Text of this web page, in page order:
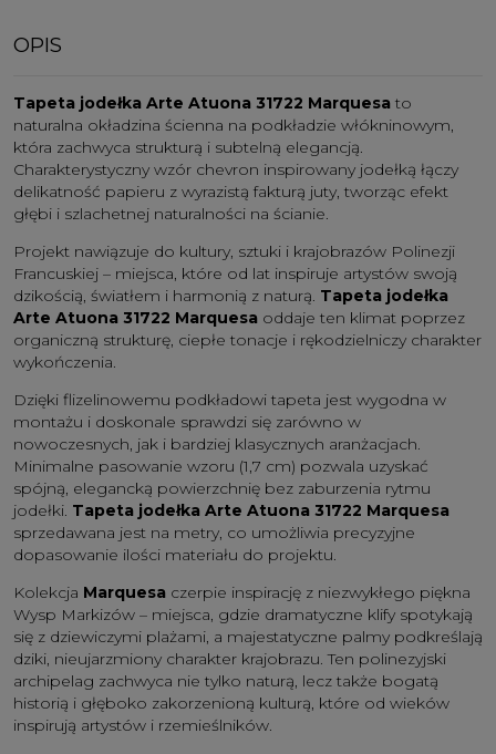
OPIS
Tapeta jodełka Arte Atuona 31722 Marquesa to
naturalna okładzina ścienna na podkładzie włókninowym,
która zachwyca strukturą i subtelną elegancją.
Charakterystyczny wzór chevron inspirowany jodełką łączy
delikatność papieru z wyrazistą fakturą juty, tworząc efekt
głębi i szlachetnej naturalności na ścianie.
Projekt nawiązuje do kultury, sztuki i krajobrazów Polinezji
Francuskiej – miejsca, które od lat inspiruje artystów swoją
dzikością, światłem i harmonią z naturą. Tapeta jodełka
Arte Atuona 31722 Marquesa oddaje ten klimat poprzez
organiczną strukturę, ciepłe tonacje i rękodzielniczy charakter
wykończenia.
Dzięki flizelinowemu podkładowi tapeta jest wygodna w
montażu i doskonale sprawdzi się zarówno w
nowoczesnych, jak i bardziej klasycznych aranżacjach.
Minimalne pasowanie wzoru (1,7 cm) pozwala uzyskać
spójną, elegancką powierzchnię bez zaburzenia rytmu
jodełki. Tapeta jodełka Arte Atuona 31722 Marquesa
sprzedawana jest na metry, co umożliwia precyzyjne
dopasowanie ilości materiału do projektu.
Kolekcja Marquesa czerpie inspirację z niezwykłego piękna
Wysp Markizów – miejsca, gdzie dramatyczne klify spotykają
się z dziewiczymi plażami, a majestatyczne palmy podkreślają
dziki, nieujarzmiony charakter krajobrazu. Ten polinezyjski
archipelag zachwyca nie tylko naturą, lecz także bogatą
historią i głęboko zakorzenioną kulturą, które od wieków
inspirują artystów i rzemieślników.